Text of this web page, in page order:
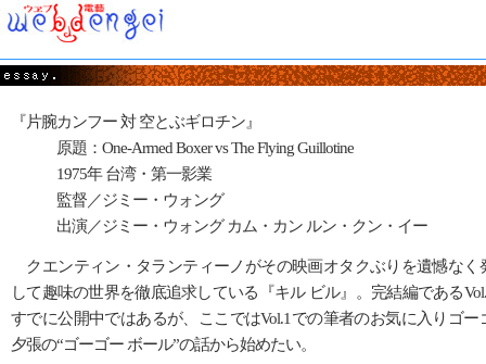
『片腕カンフー 対 空とぶギロチン』
原題：One-Armed Boxer vs The Flying Guillotine
1975年 台湾・第一影業
監督／ジミー・ウォング
出演／ジミー・ウォング カム・カン ルン・クン・イー
クエンティン・タランティーノがその映画オタクぶりを遺憾なく
して趣味の世界を徹底追求している『キル ビル』。完結編である
すでに公開中ではあるが、ここではVol.1での筆者のお気に入りゴー
夕張の“ゴーゴー ボール”の話から始めたい。